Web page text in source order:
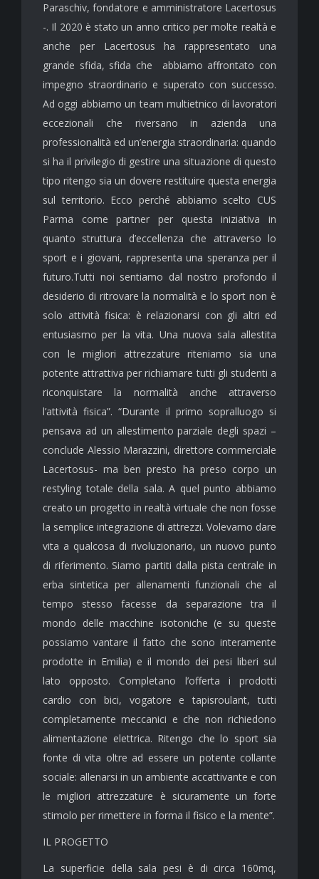
Paraschiv, fondatore e amministratore Lacertosus
-. Il 2020 è stato un anno critico per molte realtà e
anche per Lacertosus ha rappresentato una
grande sfida, sfida che abbiamo affrontato con
impegno straordinario e superato con successo.
Ad oggi abbiamo un team multietnico di lavoratori
eccezionali che riversano in azienda una
professionalità ed un’energia straordinaria: quando
si ha il privilegio di gestire una situazione di questo
tipo ritengo sia un dovere restituire questa energia
sul territorio. Ecco perché abbiamo scelto CUS
Parma come partner per questa iniziativa in
quanto struttura d’eccellenza che attraverso lo
sport e i giovani, rappresenta una speranza per il
futuro.Tutti noi sentiamo dal nostro profondo il
desiderio di ritrovare la normalità e lo sport non è
solo attività fisica: è relazionarsi con gli altri ed
entusiasmo per la vita. Una nuova sala allestita
con le migliori attrezzature riteniamo sia una
potente attrattiva per richiamare tutti gli studenti a
riconquistare la normalità anche attraverso
l’attività fisica”. “Durante il primo sopralluogo si
pensava ad un allestimento parziale degli spazi –
conclude Alessio Marazzini, direttore commerciale
Lacertosus- ma ben presto ha preso corpo un
restyling totale della sala. A quel punto abbiamo
creato un progetto in realtà virtuale che non fosse
la semplice integrazione di attrezzi. Volevamo dare
vita a qualcosa di rivoluzionario, un nuovo punto
di riferimento. Siamo partiti dalla pista centrale in
erba sintetica per allenamenti funzionali che al
tempo stesso facesse da separazione tra il
mondo delle macchine isotoniche (e su queste
possiamo vantare il fatto che sono interamente
prodotte in Emilia) e il mondo dei pesi liberi sul
lato opposto. Completano l’offerta i prodotti
cardio con bici, vogatore e tapisroulant, tutti
completamente meccanici e che non richiedono
alimentazione elettrica. Ritengo che lo sport sia
fonte di vita oltre ad essere un potente collante
sociale: allenarsi in un ambiente accattivante e con
le migliori attrezzature è sicuramente un forte
stimolo per rimettere in forma il fisico e la mente”.
IL PROGETTO
La superficie della sala pesi è di circa 160mq,